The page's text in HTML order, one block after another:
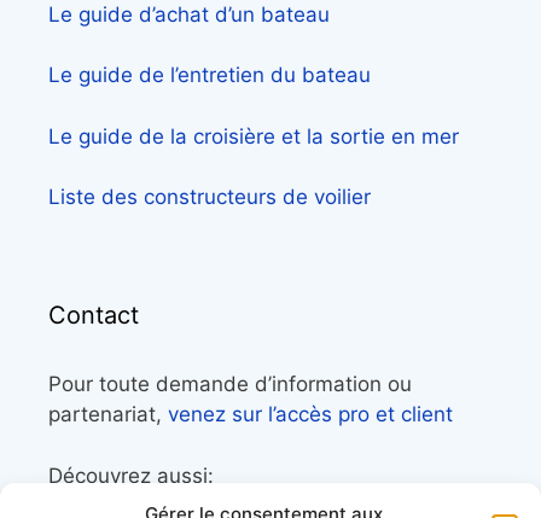
Le guide d’achat d’un bateau
Le guide de l’entretien du bateau
Le guide de la croisière et la sortie en mer
Liste des constructeurs de voilier
Contact
Pour toute demande d’information ou
partenariat, venez sur l’accès pro et client
Découvrez aussi: